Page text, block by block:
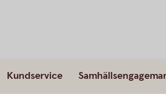
Kundservice